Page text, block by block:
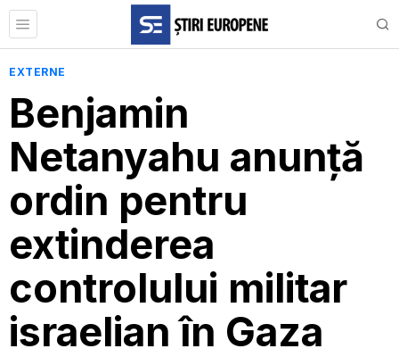
EXTERNE
Benjamin
Netanyahu anunță
ordin pentru
extinderea
controlului militar
israelian în Gaza